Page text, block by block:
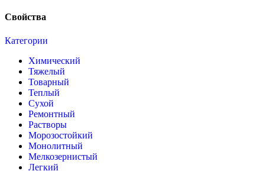
Свойства
Категории
Химический
Тяжелый
Товарный
Теплый
Сухой
Ремонтный
Растворы
Морозостойкий
Монолитный
Мелкозернистый
Легкий